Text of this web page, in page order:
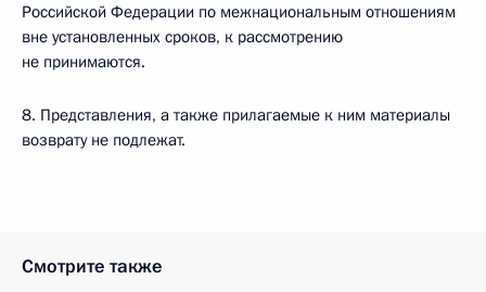
Российской Федерации по межнациональным отношениям
вне установленных сроков, к рассмотрению
не принимаются.
8. Представления, а также прилагаемые к ним материалы
возврату не подлежат.
Смотрите также